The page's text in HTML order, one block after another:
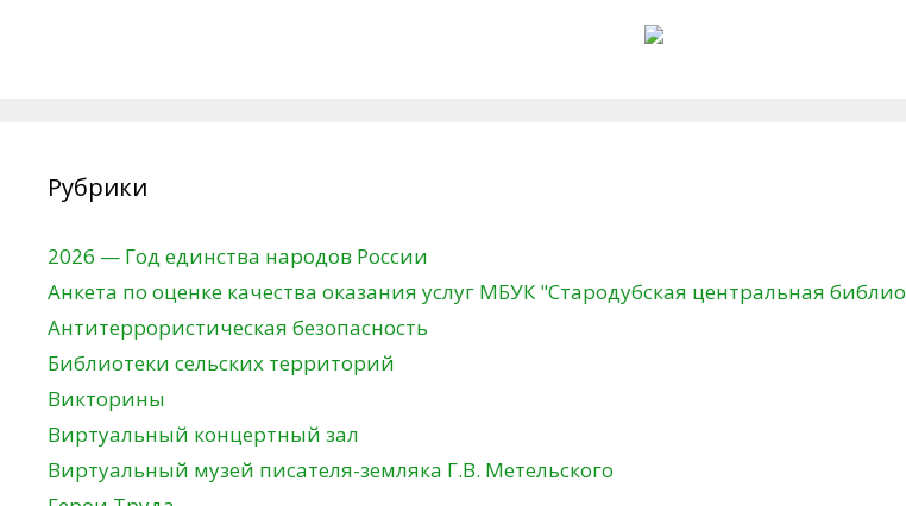
Рубрики
2026 — Год единства народов России
Анкета по оценке качества оказания услуг МБУК "Стародубская центральная
Антитеррористическая безопасность
Библиотеки сельских территорий
Викторины
Виртуальный концертный зал
Виртуальный музей писателя-земляка Г.В. Метельского